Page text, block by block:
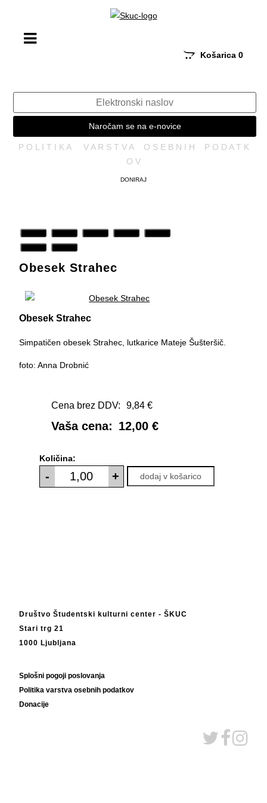
Košarica 0
Naročam se na e-novice
P O L I T I K A V A R S T V A O S E B N I H P O D A T K
O V
DONIRAJ
Obesek Strahec
Obesek Strahec
Simpatičen obesek Strahec, lutkarice Mateje Šušteršič.
foto: Anna Drobnić
Cena brez DDV: 9,84 €
Vaša cena: 12,00 €
Količina:
- + dodaj v košarico
Društvo Študentski kulturni center - ŠKUC
Stari trg 21
1000 Ljubljana
Splošni pogoji poslovanja
Politika varstva osebnih podatkov
Donacije